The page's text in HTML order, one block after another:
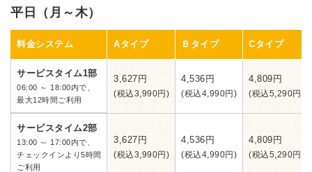
平日（月～木）
料金システム Aタイプ Ｂタイプ Cタイプ
サービスタイム1部
06:00 ～ 18:00内で、
最大12時間ご利用
3,627円
(税込3,990円)
4,536円
(税込4,990円)
4,809円
(税込5,290円)
サービスタイム2部
13:00 ～ 17:00内で、
チェックインより5時間
ご利用
3,627円
(税込3,990円)
4,536円
(税込4,990円)
4,809円
(税込5,290円)